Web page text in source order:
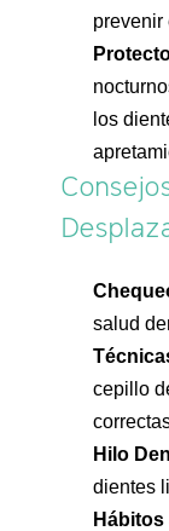
prevenir
los
salud
cepillo
Hilo
dientes